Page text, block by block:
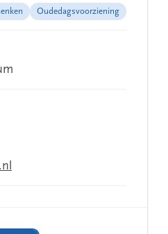
Oudedagsvoorziening